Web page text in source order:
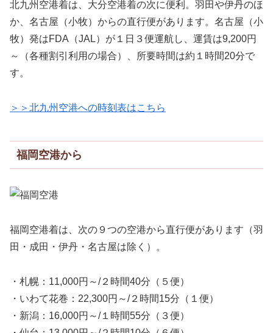
北九州空港着は、大分空港着の次に便利。羽田や伊丹のほ
か、名古屋（小牧）からの直行便があります。名古屋（小
牧）発はFDA（JAL）が１日３便運航し、運賃は9,200円
～（各種割引利用の場合）、所要時間は約１時間20分で
す。
＞＞北九州空港への時刻表はこちら
福岡空港から
福岡空港着は、次の９つの空港から直行便があります（羽
田・成田・伊丹・名古屋は除く）。
・札幌：11,000円～/２時間40分（５便）
・いわて花巻：22,300円～/２時間15分（１便）
・新潟：16,000円～/１時間55分（３便）